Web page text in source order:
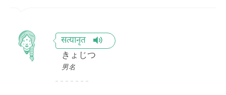
सत्यानृत
きょじつ
男名